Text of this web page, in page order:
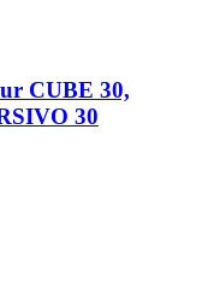
CUBE 30,
30